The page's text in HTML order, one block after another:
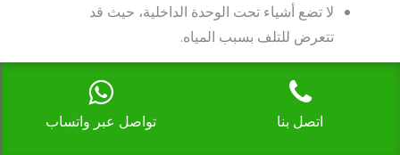
لا تضع أشياء تحت الوحدة الداخلية، حيث قد
تتعرض للتلف بسبب المياه.
قد يحدث تكاثف إذا كانت نسبة الرطوبة
أعلى من 80% أو إذا انسد مخرج التصريف.
اتصل بنا
تواصل عبر واتساب